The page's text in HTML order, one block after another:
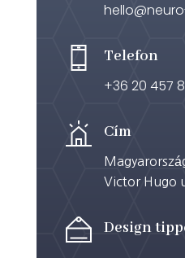
Telefon
+36 20 457
Cím
Victor Hugo
Design